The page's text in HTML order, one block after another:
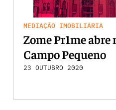
MEDIAÇÃO IMOBILIÁRIA
Zome Pr1me abre
Campo Pequeno
23 OUTUBRO 2020